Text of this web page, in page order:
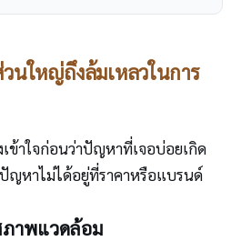
นใหญ่ถึงล้มเหลวในการ
ข้าใจก่อนว่าปัญหาที่เจอบ่อยเกิด
ปัญหาไม่ได้อยู่ที่ราคาหรือแบรนด์
าพแวดล้อม